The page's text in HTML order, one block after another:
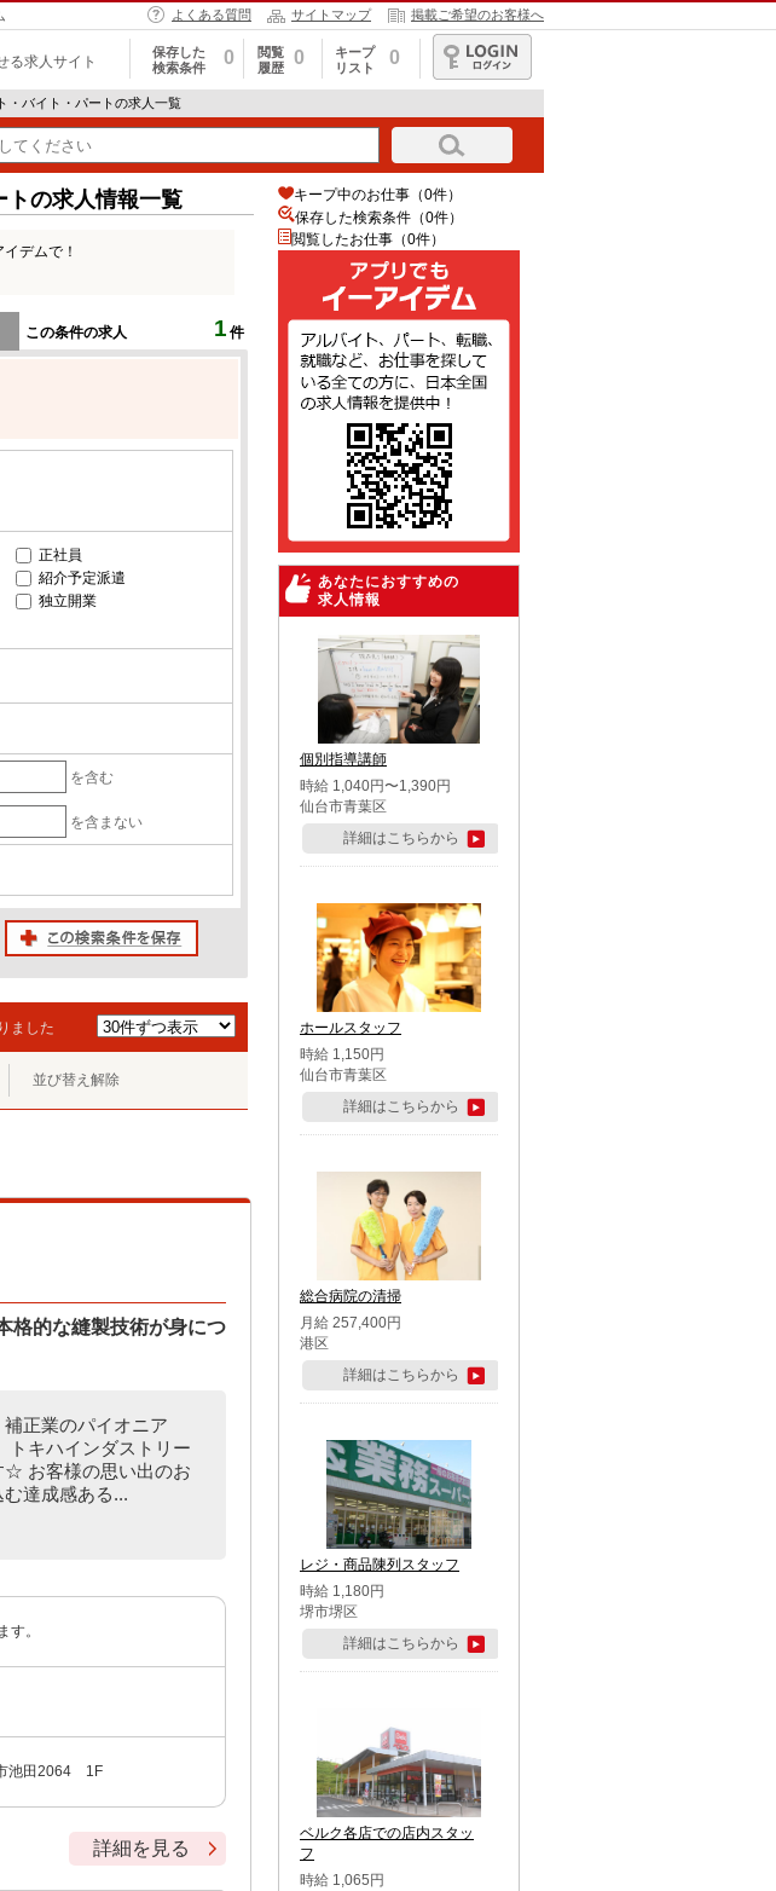
よくある質問 サイトマップ 掲載ご希望のお客様へ
る求人サイト
保存した
検索条件
0
閲覧
履歴
0
キープ
リスト
0
ログイン
・バイト・パートの求人一覧
トの求人情報一覧
デムで！
この条件の求人 1 件
正社員
紹介予定派遣
独立開業
を含む
を含まない
ました
並び替え解除
的な縫製技術が身につ
正業のパイオニア
トキハインダストリー
☆ お客様の思い出のお
達成感ある...
。
池田2064 1F
詳細を見る
キープ中のお仕事（0件）
保存した検索条件（0件）
閲覧したお仕事（0件）
あなたにおすすめの
求人情報
個別指導講師
時給 1,040円〜1,390円
仙台市青葉区
詳細はこちらから
ホールスタッフ
時給 1,150円
仙台市青葉区
詳細はこちらから
総合病院の清掃
月給 257,400円
港区
詳細はこちらから
レジ・商品陳列スタッフ
時給 1,180円
堺市堺区
詳細はこちらから
ベルク各店での店内スタッ
フ
時給 1,065円